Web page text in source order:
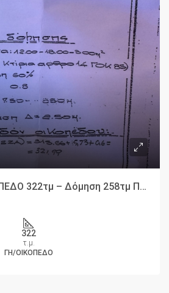
🏗️ ΠΩΛΕΙΤΑΙ ΟΙΚΟΠΕΔΟ 322τμ – Δόμηση 258τμ ΠΕΡΙΟΧΗ ΔΕΠΟΣ ΚΑΒΑΛΑ
322
τ.μ.
ΓΗ/ΟΙΚΌΠΕΔΟ